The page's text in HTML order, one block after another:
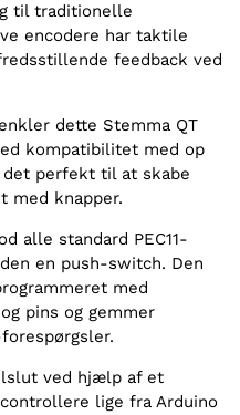
til traditionelle
encodere har taktile
feedback ved
dette Stemma QT
kompatibilitet med op
perfekt til at skabe
med knapper.
alle standard PEC11-
en push-switch. Den
med
pins og gemmer
ved hjælp af et
lige fra Arduino